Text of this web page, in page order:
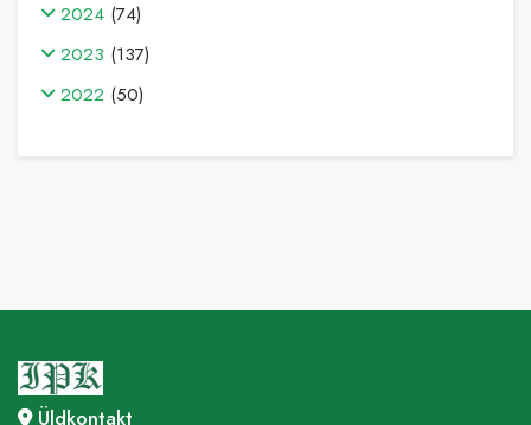
2024 (74)
2023 (137)
2022 (50)
Üldkontakt